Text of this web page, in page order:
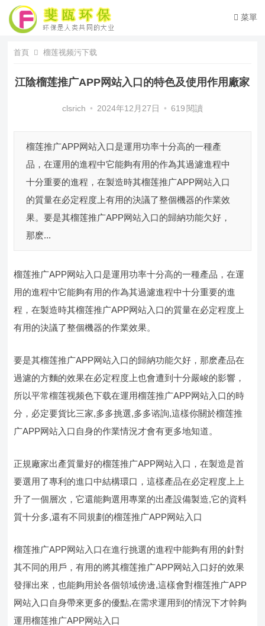
菜單
首頁 榴莲视频污下载
江陰榴莲推广APP网站入口的特色及使用作用廠家
clsrich • 2024年12月27日 • 619 閱讀
榴莲推广APP网站入口是運用功率十分高的一種產
品，在運用的進程中它能夠有用的作為其過濾進程中
十分重要的進程，在製造時其榴莲推广APP网站入口
的質量在必定程度上有用的決議了整個機器的作業效
果。要是其榴莲推广APP网站入口的歸納功能欠好，
那麽...
榴莲推广APP网站入口是運用功率十分高的一種產品，在運
用的進程中它能夠有用的作為其過濾進程中十分重要的進
程，在製造時其榴莲推广APP网站入口的質量在必定程度上
有用的決議了整個機器的作業效果。
要是其榴莲推广APP网站入口的歸納功能欠好，那麽產品在
過濾的方麵的效果在必定程度上也會遭到十分嚴峻的影響，
所以平常榴莲视频色下载在運用榴莲推广APP网站入口的時
分，必定要貨比三家,多多挑選,多多谘詢,這樣你關於榴莲推
广APP网站入口自身的作業情況才會有更多地知道。
正規廠家出產質量好的榴莲推广APP网站入口，在製造是首
要選用了專利的進口中結構環口，這樣產品在必定程度上上
升了一個層次，它還能夠選用專業的出產設備製造,它的資料
質十分多,還有不同規劃的榴莲推广APP网站入口
榴莲推广APP网站入口在進行挑選的進程中能夠有用的針對
其不同的用戶，有用的將其榴莲推广APP网站入口好的效果
發揮出來，也能夠用於各個領域傍邊,這樣會對榴莲推广APP
网站入口自身帶來更多的優點,在需求運用到的情況下才幹夠
運用榴莲推广APP网站入口